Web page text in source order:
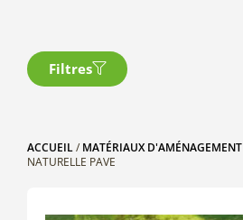
Filtres
ACCUEIL/ MATÉRIAUX D'AMÉNAGEMENT
NATURELLE PAVE